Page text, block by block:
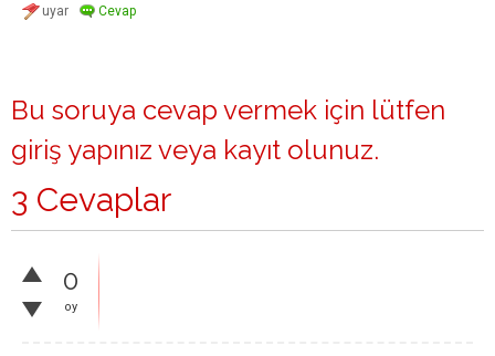
Bu soruya cevap vermek için lütfen
giriş yapınız veya kayıt olunuz.
3 Cevaplar
0
oy